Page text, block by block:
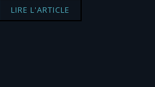
LIRE L'ARTICLE